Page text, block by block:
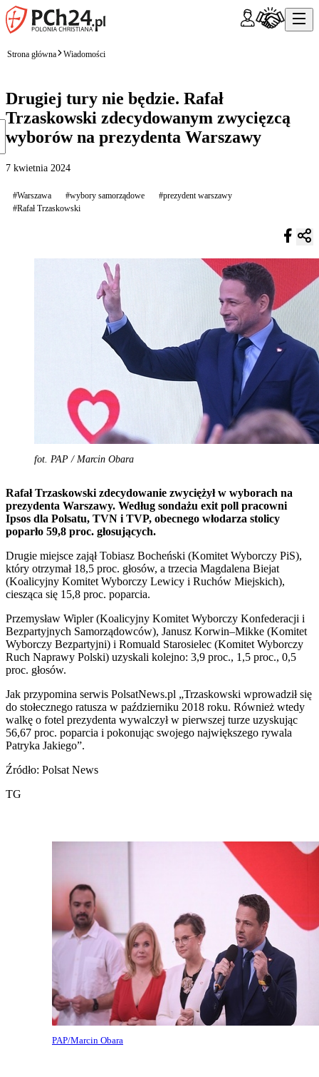
Strona główna Wiadomości
Drugiej tury nie będzie. Rafał
Trzaskowski zdecydowanym zwycięzcą
wyborów na prezydenta Warszawy
7 kwietnia 2024
#Warszawa #wybory samorządowe
#prezydent warszawy
#Rafał Trzaskowski
fot. PAP / Marcin Obara
Rafał Trzaskowski zdecydowanie zwyciężył w wyborach na
prezydenta Warszawy. Według sondażu exit poll pracowni
Ipsos dla Polsatu, TVN i TVP, obecnego włodarza stolicy
poparło 59,8 proc. głosujących.
Drugie miejsce zajął Tobiasz Bocheński (Komitet Wyborczy PiS),
który otrzymał 18,5 proc. głosów, a trzecia Magdalena Biejat
(Koalicyjny Komitet Wyborczy Lewicy i Ruchów Miejskich),
ciesząca się 15,8 proc. poparcia.
Przemysław Wipler (Koalicyjny Komitet Wyborczy Konfederacji i
Bezpartyjnych Samorządowców), Janusz Korwin–Mikke (Komitet
Wyborczy Bezpartyjni) i Romuald Starosielec (Komitet Wyborczy
Ruch Naprawy Polski) uzyskali kolejno: 3,9 proc., 1,5 proc., 0,5
proc. głosów.
Jak przypomina serwis PolsatNews.pl „Trzaskowski wprowadził się
do stołecznego ratusza w październiku 2018 roku. Również wtedy
walkę o fotel prezydenta wywalczył w pierwszej turze uzyskując
56,67 proc. poparcia i pokonując swojego największego rywala
Patryka Jakiego”.
Źródło: Polsat News
TG
PAP/Marcin Obara